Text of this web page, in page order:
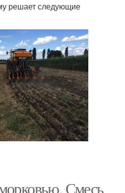
решает следующие
Смесь